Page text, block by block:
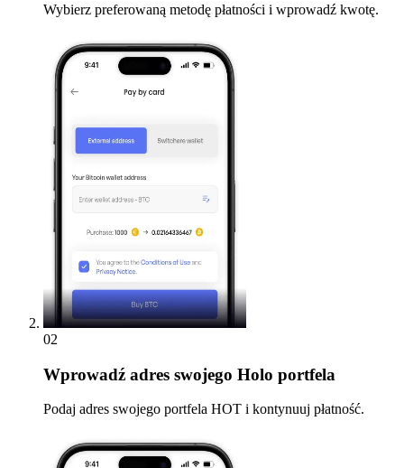
Wybierz preferowaną metodę płatności i wprowadź kwotę.
02
Wprowadź adres swojego Holo portfela
Podaj adres swojego portfela HOT i kontynuuj płatność.